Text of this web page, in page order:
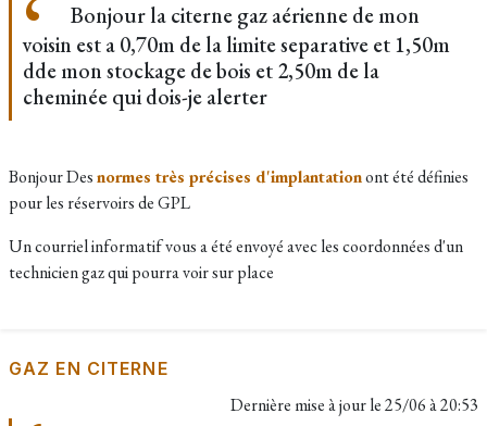
Bonjour la citerne gaz aérienne de mon
voisin est a 0,70m de la limite separative et 1,50m
dde mon stockage de bois et 2,50m de la
cheminée qui dois-je alerter
Bonjour Desnormes très précises d'implantationont été définies
pour les réservoirs de GPL
Un courriel informatif vous a été envoyé avec les coordonnées d'un
technicien gaz qui pourra voir sur place
GAZ EN CITERNE
Dernière mise à jour le25/06 à 20:53